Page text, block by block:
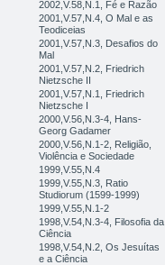
2002,V.58,N.1, Fé e Razão
2001,V.57,N.4, O Mal e as
Teodiceias
2001,V.57,N.3, Desafios do
Mal
2001,V.57,N.2, Friedrich
Nietzsche II
2001,V.57,N.1, Friedrich
Nietzsche I
2000,V.56,N.3-4, Hans-
Georg Gadamer
2000,V.56,N.1-2, Religião,
Violência e Sociedade
1999,V.55,N.4
1999,V.55,N.3, Ratio
Studiorum (1599-1999)
1999,V.55,N.1-2
1998,V.54,N.3-4, Filosofia da
Ciência
1998,V.54,N.2, Os Jesuítas
e a Ciência